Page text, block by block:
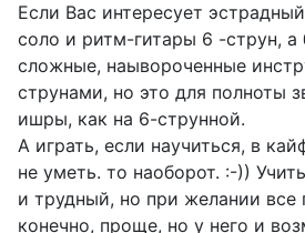
Если Вас интересует
соло и ритм-гитары 6 -струн, а
сложные, наывороченные
струнами, но это для полноты
ишры, как на 6-струнной.
А играть, если научиться, в
не уметь. то наоборот. :-))
и трудный, но при желании все
конечно, проще, но у него и